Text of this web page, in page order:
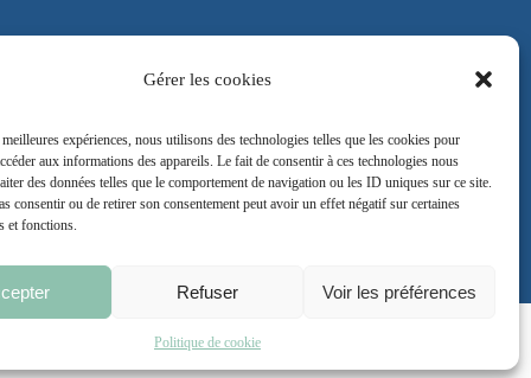
Gérer les cookies
expériences, nous utilisons des technologies telles que les cookies pour
aux informations des appareils. Le fait de consentir à ces technologies nous
des données telles que le comportement de navigation ou les ID uniques sur ce site.
consentir ou de retirer son consentement peut avoir un effet négatif sur certaines
et fonctions.
Refuser Voir les préférences
Politique de cookie